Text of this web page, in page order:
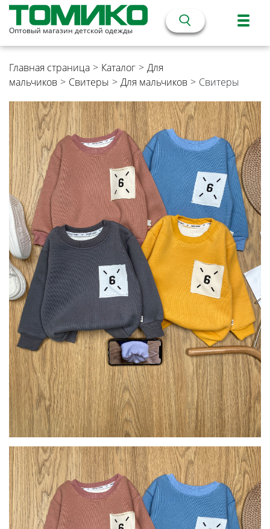
Оптовый магазин детской одежды
Главная страница > Каталог > Для
мальчиков > Свитеры > Для мальчиков > Свитеры